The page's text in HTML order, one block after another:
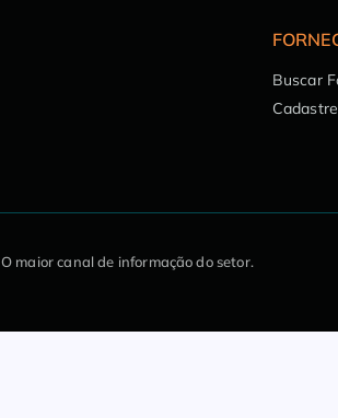
Buscar
O maior canal de informação do setor.